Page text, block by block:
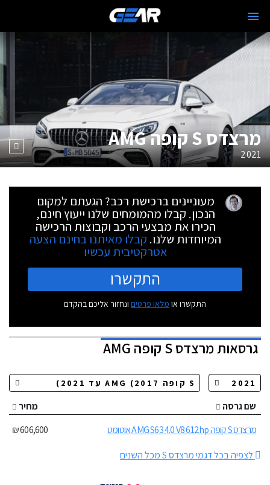
מרצדס S קופה AMG
2021
מעוניינים ברכישת רכב? הגעתם למקום
הנכון. קבלו מהמומחים שלנו ייעוץ חינם,
הכירו את מבצעי הרכב וקבוצות הרכישה
המיוחדות שלנו. קבלו מאיתנו בחינם הצעה
אטרקטיבית עכשיו
התקשרו
התקשרו או מלאו פרטים ונחזור אליכם בהקדם
גרסאותמרצדס S קופה AMG
שם גרסה
מחיר
מרצדס S קופה AMG S63 4.0 V8 612hp אוטומט
606,600 ₪
לצפיה בכל דגמי מרצדס S מכל השנים